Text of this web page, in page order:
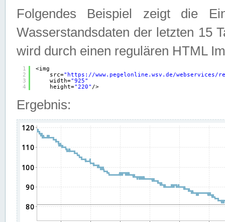
Folgendes Beispiel zeigt die
Wasserstandsdaten der letzten 15
wird durch einen regulären HTML
1
2
3
4
<img
src=" https://www.pegelonline.wsv.de/webservices/
width="925"
height="220" />
Ergebnis: